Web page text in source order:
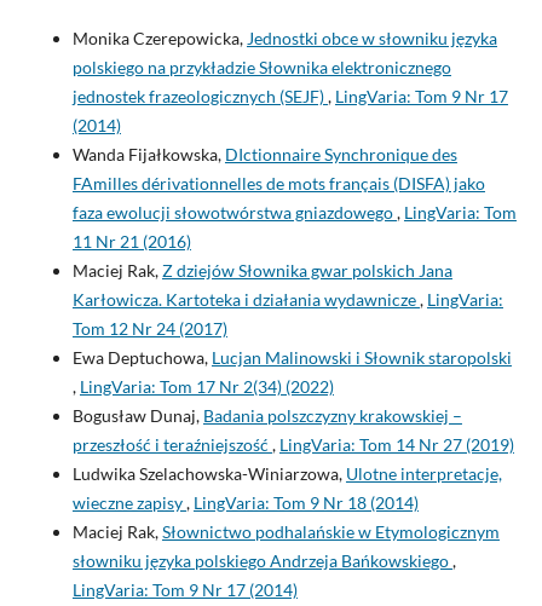
Monika Czerepowicka, Jednostki obce w słowniku języka
polskiego na przykładzie Słownika elektronicznego
jednostek frazeologicznych (SEJF), LingVaria: Tom 9 Nr 17
(2014)
Wanda Fijałkowska, DIctionnaire Synchronique des
FAmilles dérivationnelles de mots français (DISFA) jako
faza ewolucji słowotwórstwa gniazdowego, LingVaria: Tom
11 Nr 21 (2016)
Maciej Rak,Z dziejów Słownika gwar polskich Jana
Karłowicza. Kartoteka i działania wydawnicze, LingVaria:
Tom 12 Nr 24 (2017)
Ewa Deptuchowa, Lucjan Malinowski i Słownik staropolski
, LingVaria: Tom 17 Nr 2(34) (2022)
Bogusław Dunaj, Badania polszczyzny krakowskiej –
przeszłość i teraźniejszość , LingVaria: Tom 14 Nr 27 (2019)
Ludwika Szelachowska-Winiarzowa, Ulotne interpretacje,
wieczne zapisy, LingVaria: Tom 9 Nr 18 (2014)
Maciej Rak,Słownictwo podhalańskie w Etymologicznym
słowniku języka polskiego Andrzeja Bańkowskiego,
LingVaria: Tom 9 Nr 17 (2014)